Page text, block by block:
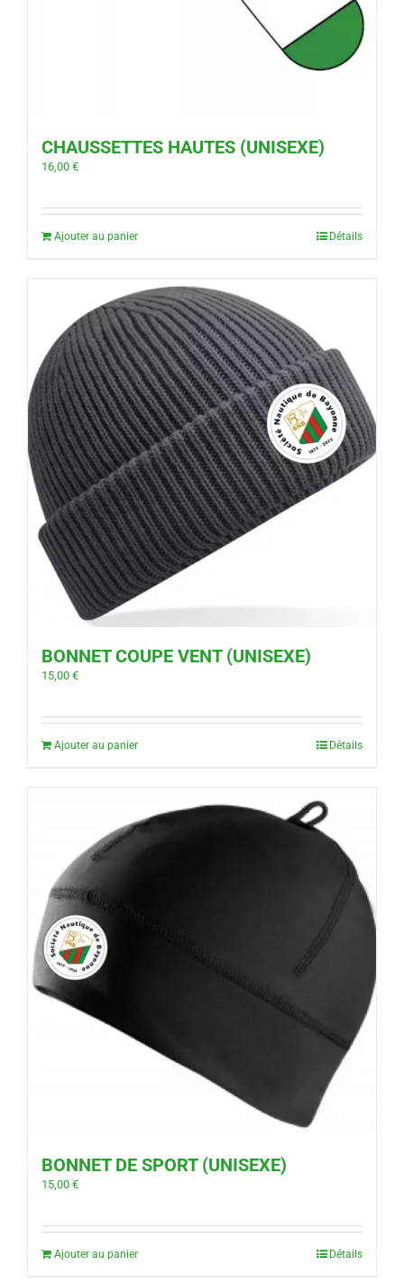
CHAUSSETTES HAUTES (UNISEXE)
16,00 €
Ajouter au panier Détails
BONNET COUPE VENT (UNISEXE)
15,00 €
Ajouter au panier Détails
BONNET DE SPORT (UNISEXE)
15,00 €
Ajouter au panier Détails